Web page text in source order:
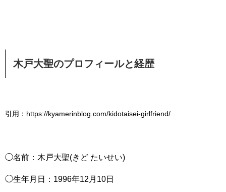
木戸大聖のプロフィールと経歴
引用：https://kyamerinblog.com/kidotaisei-girlfriend/
◯名前：木戸大聖(きど たいせい)
◯生年月日：1996年12月10日